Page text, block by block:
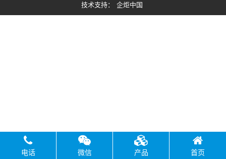
技术支持：
企炬中国
电话 微信 产品 首页